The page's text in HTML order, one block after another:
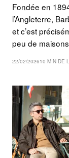
Fondée en
l’Angleterre,
et c’est
peu de
22/02/202610 MIN DE